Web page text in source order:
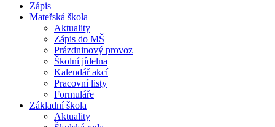
Zápis
Mateřská škola
Aktuality
Zápis do MŠ
Prázdninový provoz
Školní jídelna
Kalendář akcí
Pracovní listy
Formuláře
Základní škola
Aktuality